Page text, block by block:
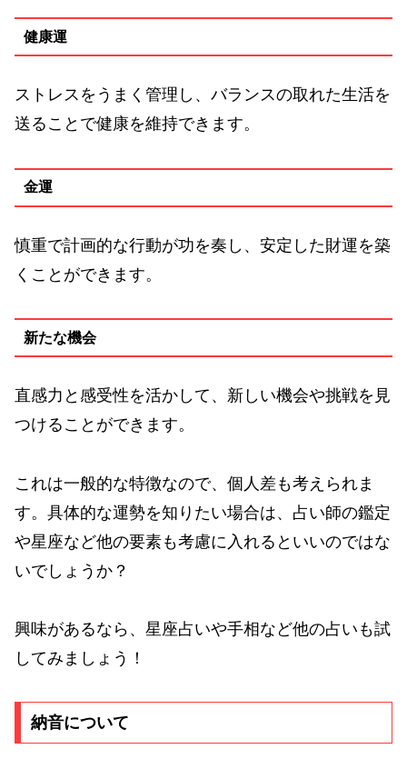
健康運
ストレスをうまく管理し、バランスの取れた生活を
送ることで健康を維持できます。
金運
慎重で計画的な行動が功を奏し、安定した財運を築
くことができます。
新たな機会
直感力と感受性を活かして、新しい機会や挑戦を見
つけることができます。
これは一般的な特徴なので、個人差も考えられま
す。具体的な運勢を知りたい場合は、占い師の鑑定
や星座など他の要素も考慮に入れるといいのではな
いでしょうか？
興味があるなら、星座占いや手相など他の占いも試
してみましょう！
納音について